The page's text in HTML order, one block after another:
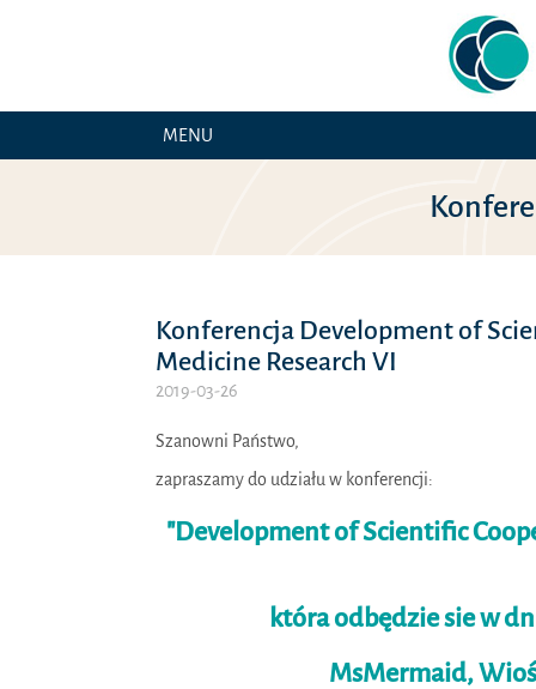
MENU
Konferencja Development of
Medicine Research VI
2019-03-26
Szanowni Państwo,
zapraszamy do udziału w konferencji:
"Development of Scientific
która odbędzie sie w
MsMermaid,